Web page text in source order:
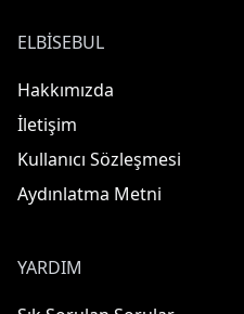
ELBISEBUL
Hakkımızda
İletişim
Kullanıcı Sözleşmesi
Aydınlatma Metni
YARDIM